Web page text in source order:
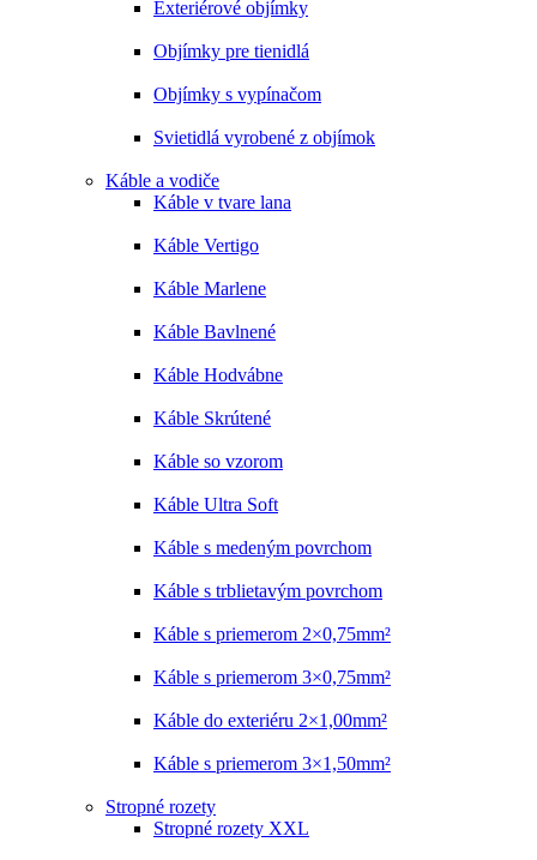
Exteriérové objímky
Objímky pre tienidlá
Objímky s vypínačom
Svietidlá vyrobené z objímok
Káble a vodiče
Káble v tvare lana
Káble Vertigo
Káble Marlene
Káble Bavlnené
Káble Hodvábne
Káble Skrútené
Káble so vzorom
Káble Ultra Soft
Káble s medeným povrchom
Káble s trblietavým povrchom
Káble s priemerom 2×0,75mm²
Káble s priemerom 3×0,75mm²
Káble do exteriéru 2×1,00mm²
Káble s priemerom 3×1,50mm²
Stropné rozety
Stropné rozety XXL